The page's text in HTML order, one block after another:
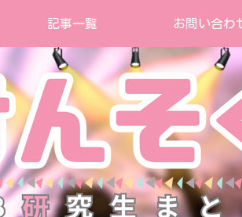
記事一覧 お問い合わ